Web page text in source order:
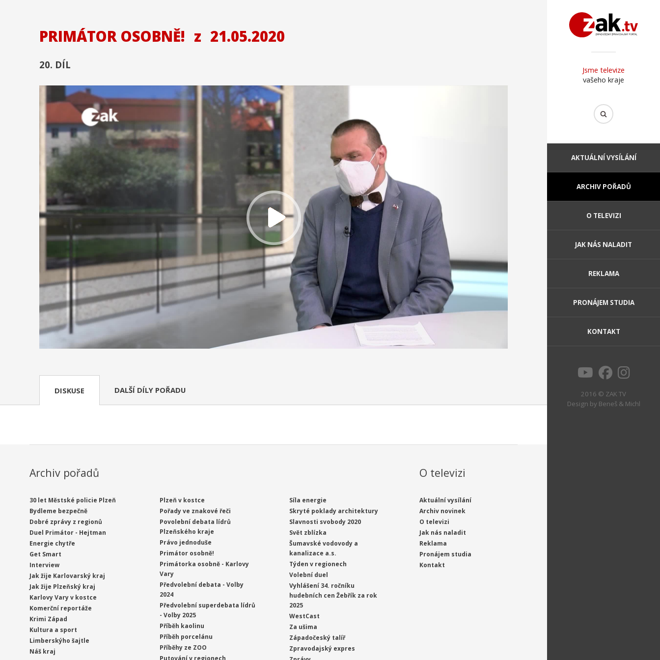
Jsme televize
vašeho kraje
AKTUÁLNÍ VYSÍLÁNÍ
ARCHIV POŘADŮ
O TELEVIZI
JAK NÁS NALADIT
REKLAMA
PRONÁJEM STUDIA
KONTAKT
2016 © ZAK TV
Design by Beneš & Michl
PRIMÁTOR OSOBNĚ! z 21.05.2020
20. DÍL
DISKUSE DALŠÍ DÍLY POŘADU
Archiv pořadů
30 let Městské policie Plzeň
Bydleme bezpečně
Dobré zprávy z regionů
Duel Primátor - Hejtman
Energie chytře
Get Smart
Interview
Jak žije Karlovarský kraj
Jak žije Plzeňský kraj
Karlovy Vary v kostce
Komerční reportáže
Krimi Západ
Kultura a sport
Limberskýho šajtle
Náš kraj
Plzeň v kostce
Pořady ve znakové řeči
Povolební debata lídrů
Plzeňského kraje
Právo jednoduše
Primátor osobně!
Primátorka osobně - Karlovy
Vary
Předvolební debata - Volby
2024
Předvolební superdebata lídrů
- Volby 2025
Příběh kaolinu
Příběh porcelánu
Příběhy ze ZOO
Síla energie
Skryté poklady architektury
Slavnosti svobody 2020
Svět zblízka
Šumavské vodovody a
kanalizace a.s.
Týden v regionech
Volební duel
Vyhlášení 34. ročníku
hudebních cen Žebřík za rok
2025
WestCast
Za ušima
Západočeský talíř
Zpravodajský expres
O televizi
Aktuální vysílání
Archiv novinek
O televizi
Jak nás naladit
Reklama
Pronájem studia
Kontakt